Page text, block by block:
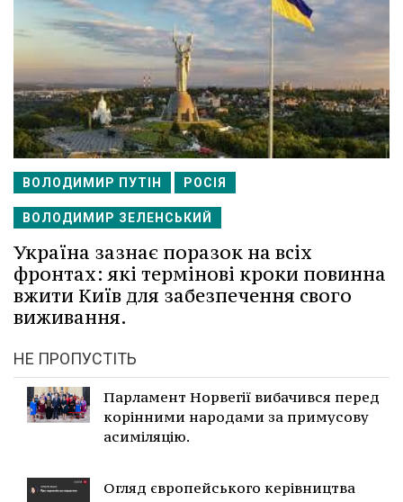
ВОЛОДИМИР ПУТІН РОСІЯ
ВОЛОДИМИР ЗЕЛЕНСЬКИЙ
Україна зазнає поразок на всіх
фронтах: які термінові кроки повинна
вжити Київ для забезпечення свого
виживання.
НЕ ПРОПУСТІТЬ
Парламент Норвегії вибачився перед
корінними народами за примусову
асиміляцію.
Огляд європейського керівництва